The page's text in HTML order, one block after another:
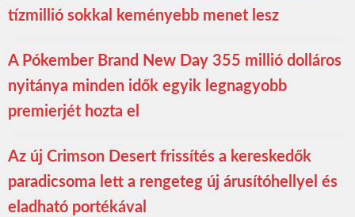
tízmillió sokkal keményebb menet lesz
A Pókember Brand New Day 355 millió dolláros
nyitánya minden idők egyik legnagyobb
premierjét hozta el
Az új Crimson Desert frissítés a kereskedők
paradicsoma lett a rengeteg új árusítóhellyel és
eladható portékával